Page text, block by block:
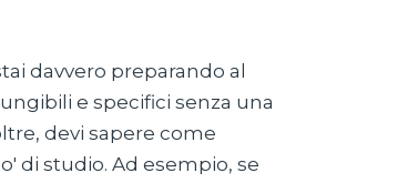
davvero preparando al
e specifici senza una
devi sapere come
di studio. Ad esempio, se